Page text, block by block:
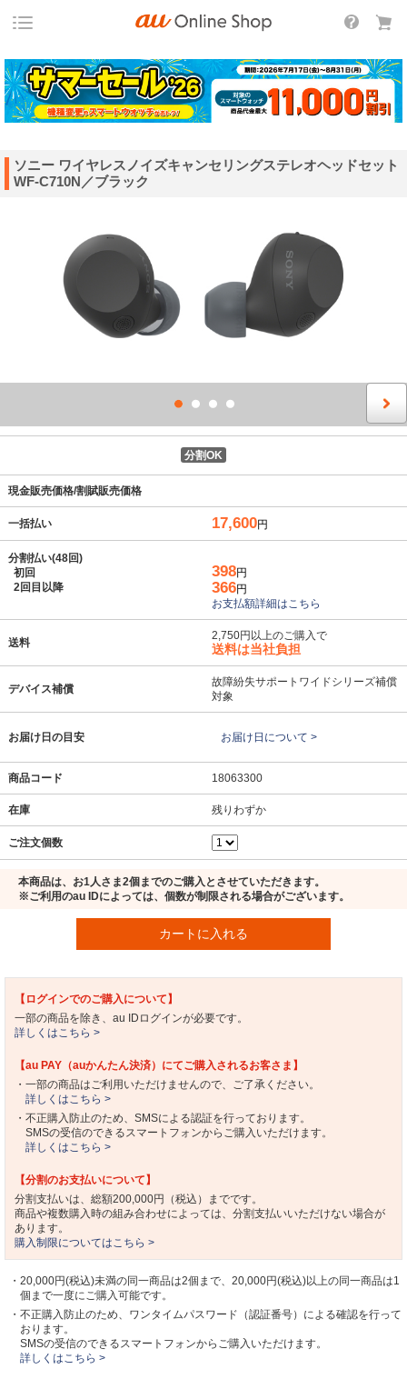
ソニー ワイヤレスノイズキャンセリングステレオヘッドセット
WF-C710N／ブラック
分割OK
現金販売価格/割賦販売価格
一括払い 17,600円
分割払い(48回)
初回
2回目以降
398円
366円
お支払額詳細はこちら
送料
2,750円以上のご購入で
送料は当社負担
デバイス補償
故障紛失サポートワイドシリーズ補償
対象
お届け日の目安 お届け日について >
商品コード 18063300
在庫 残りわずか
ご注文個数
本商品は、お1人さま2個までのご購入とさせていただきます。
※ご利用のau IDによっては、個数が制限される場合がございます。
カートに入れる
【ログインでのご購入について】
一部の商品を除き、au IDログインが必要です。
詳しくはこちら >
【au PAY（auかんたん決済）にてご購入されるお客さま】
・一部の商品はご利用いただけませんので、ご了承ください。
詳しくはこちら >
・不正購入防止のため、SMSによる認証を行っております。
SMSの受信のできるスマートフォンからご購入いただけます。
詳しくはこちら >
【分割のお支払いについて】
分割支払いは、総額200,000円（税込）までです。
商品や複数購入時の組み合わせによっては、分割支払いいただけない場合が
あります。
購入制限についてはこちら >
・20,000円(税込)未満の同一商品は2個まで、20,000円(税込)以上の同一商品は1
個まで一度にご購入可能です。
・不正購入防止のため、ワンタイムパスワード（認証番号）による確認を行って
おります。
SMSの受信のできるスマートフォンからご購入いただけます。
詳しくはこちら >